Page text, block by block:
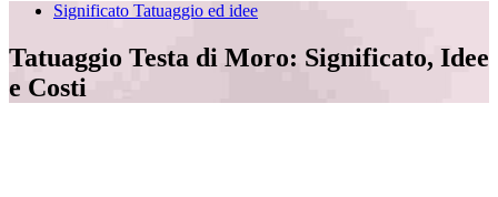
Significato Tatuaggio ed idee
Tatuaggio Testa di Moro: Significato, Idee
e Costi